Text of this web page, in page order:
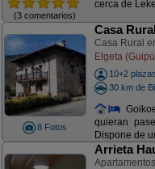
(3 comentarios)
cerca de
8 Fotos
Casa
Casa Rural
Elgeta
10+2 plazas
30 km de
quieran
Dispone de
Arrieta